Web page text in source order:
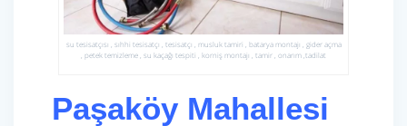
su tesisatçısı , sıhhi tesisatçı , tesisatçı , musluk tamiri , batarya montajı , gider açma
, petek temizleme , su kaçağı tespiti , korniş montajı , tamir , onarım ,tadilat
Paşaköy Mahallesi